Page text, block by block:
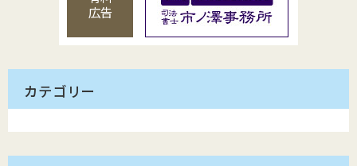
広告
カテゴリー